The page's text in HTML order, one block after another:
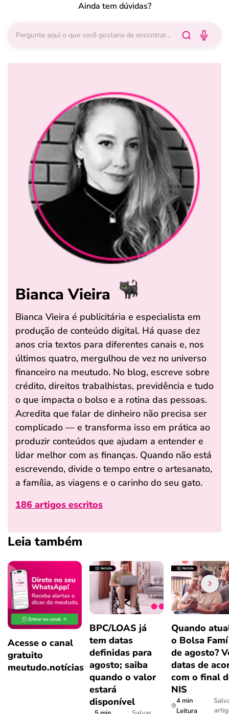
Ainda tem dúvidas?
Bianca Vieira
Bianca Vieira é publicitária e especialista em
produção de conteúdo digital. Há quase dez
anos cria textos para diferentes canais e, nos
últimos quatro, mergulhou de vez no universo
financeiro na meutudo. No blog, escreve sobre
crédito, direitos trabalhistas, previdência e tudo
o que impacta o bolso e a rotina das pessoas.
Acredita que falar de dinheiro não precisa ser
complicado — e transforma isso em prática ao
produzir conteúdos que ajudam a entender e
lidar melhor com as finanças. Quando não está
escrevendo, divide o tempo entre o artesanato,
a família, as viagens e o carinho do seu gato.
186 artigos escritos
Leia também
Acesse o canal
gratuito
meutudo.notícias
BPC/LOAS já
tem datas
definidas para
agosto; saiba
quando o valor
estará
disponível
Quando
o Bolsa
de agosto?
datas de
com o final
NIS
4 min
Leitura